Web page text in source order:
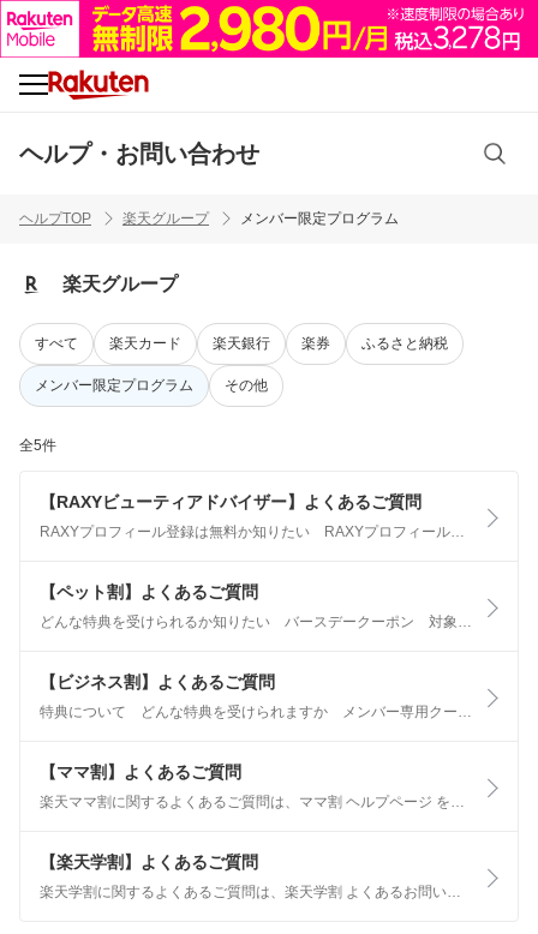
ヘルプ・お問い合わせ
ヘルプTOP 楽天グループ メンバー限定プログラム
楽天グループ
すべて 楽天カード 楽天銀行 楽券 ふるさと納税
メンバー限定プログラム その他
全5件
【RAXYビューティアドバイザー】よくあるご質問
RAXYプロフィール登録は無料か知りたい RAXYプロフィール登録は無料です。また、診断ツールも無料でご利用いただけます。 RAXYプロフィール登録をするために、楽天会員登録は必要か RAXYプロフィールにご登録をいただくには、楽天会員登録が必要です。
【ペット割】よくあるご質問
どんな特典を受けられるか知りたい バースデークーポン 対象商品購入でポイントアップ（スタンプラリー） ペット割マラソン/ペット割スーパーSALEでポイントアップ 犬猫限定、無料のペットミニ保険 詳しくはペット割の特典をご確認ください。
【ビジネス割】よくあるご質問
特典について どんな特典を受けられますか メンバー専用クーポンやポイントキャンペーンの対象になるため、お仕事用品を通常の楽天会員よりお得に購入することができます。 楽天IDに付与されたポイントの利用について
【ママ割】よくあるご質問
楽天ママ割に関するよくあるご質問は、ママ割 ヘルプページ をご確認ください。
【楽天学割】よくあるご質問
楽天学割に関するよくあるご質問は、楽天学割 よくあるお問い合わせをご確認ください。